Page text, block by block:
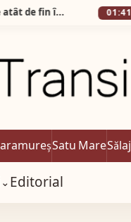
Plaja din Tunisia unde turiștii sunt obligați să se descalțe! Nisipul e atât de fin încât pare cernut prin sită! 01:41 ALBA
Satu MareSălaj
⌄Editorial